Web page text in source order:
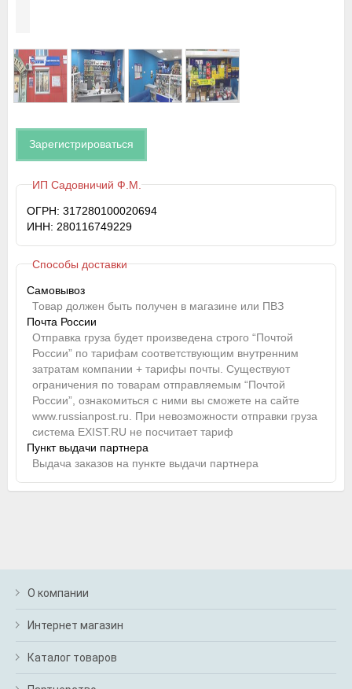
Зарегистрироваться
ИП Садовничий Ф.М.
ОГРН: 317280100020694
ИНН: 280116749229
Способы доставки
Самовывоз
Товар должен быть получен в магазине или ПВЗ
Почта России
Отправка груза будет произведена строго “Почтой
России” по тарифам соответствующим внутренним
затратам компании + тарифы почты. Существуют
ограничения по товарам отправляемым “Почтой
России”, ознакомиться с ними вы сможете на сайте
www.russianpost.ru. При невозможности отправки груза
система EXIST.RU не посчитает тариф
Пункт выдачи партнера
Выдача заказов на пункте выдачи партнера
О компании
Интернет магазин
Каталог товаров